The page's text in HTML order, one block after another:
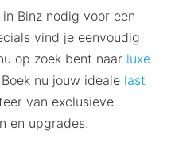
Binz nodig voor een
vind je eenvoudig
op zoek bent naar luxe
nu jouw ideale last
van exclusieve
en upgrades.